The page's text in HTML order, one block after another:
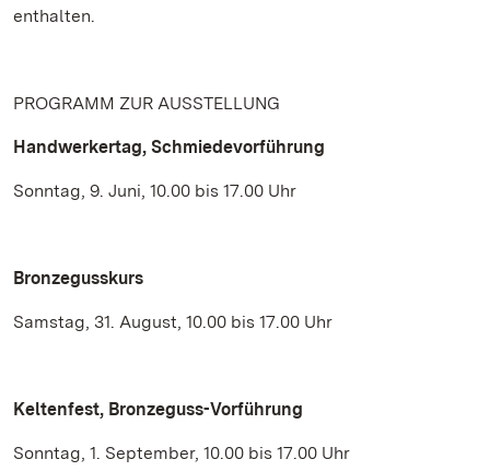
enthalten.
PROGRAMM ZUR AUSSTELLUNG
Handwerkertag, Schmiedevorführung
Sonntag, 9. Juni, 10.00 bis 17.00 Uhr
Bronzegusskurs
Samstag, 31. August, 10.00 bis 17.00 Uhr
Keltenfest, Bronzeguss-Vorführung
Sonntag, 1. September, 10.00 bis 17.00 Uhr